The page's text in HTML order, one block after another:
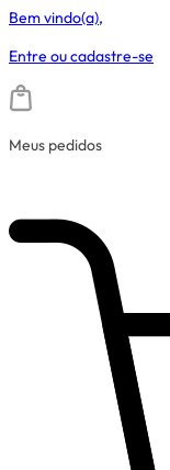
Bem vindo(a),
Entre oucadastre-se
Meus pedidos